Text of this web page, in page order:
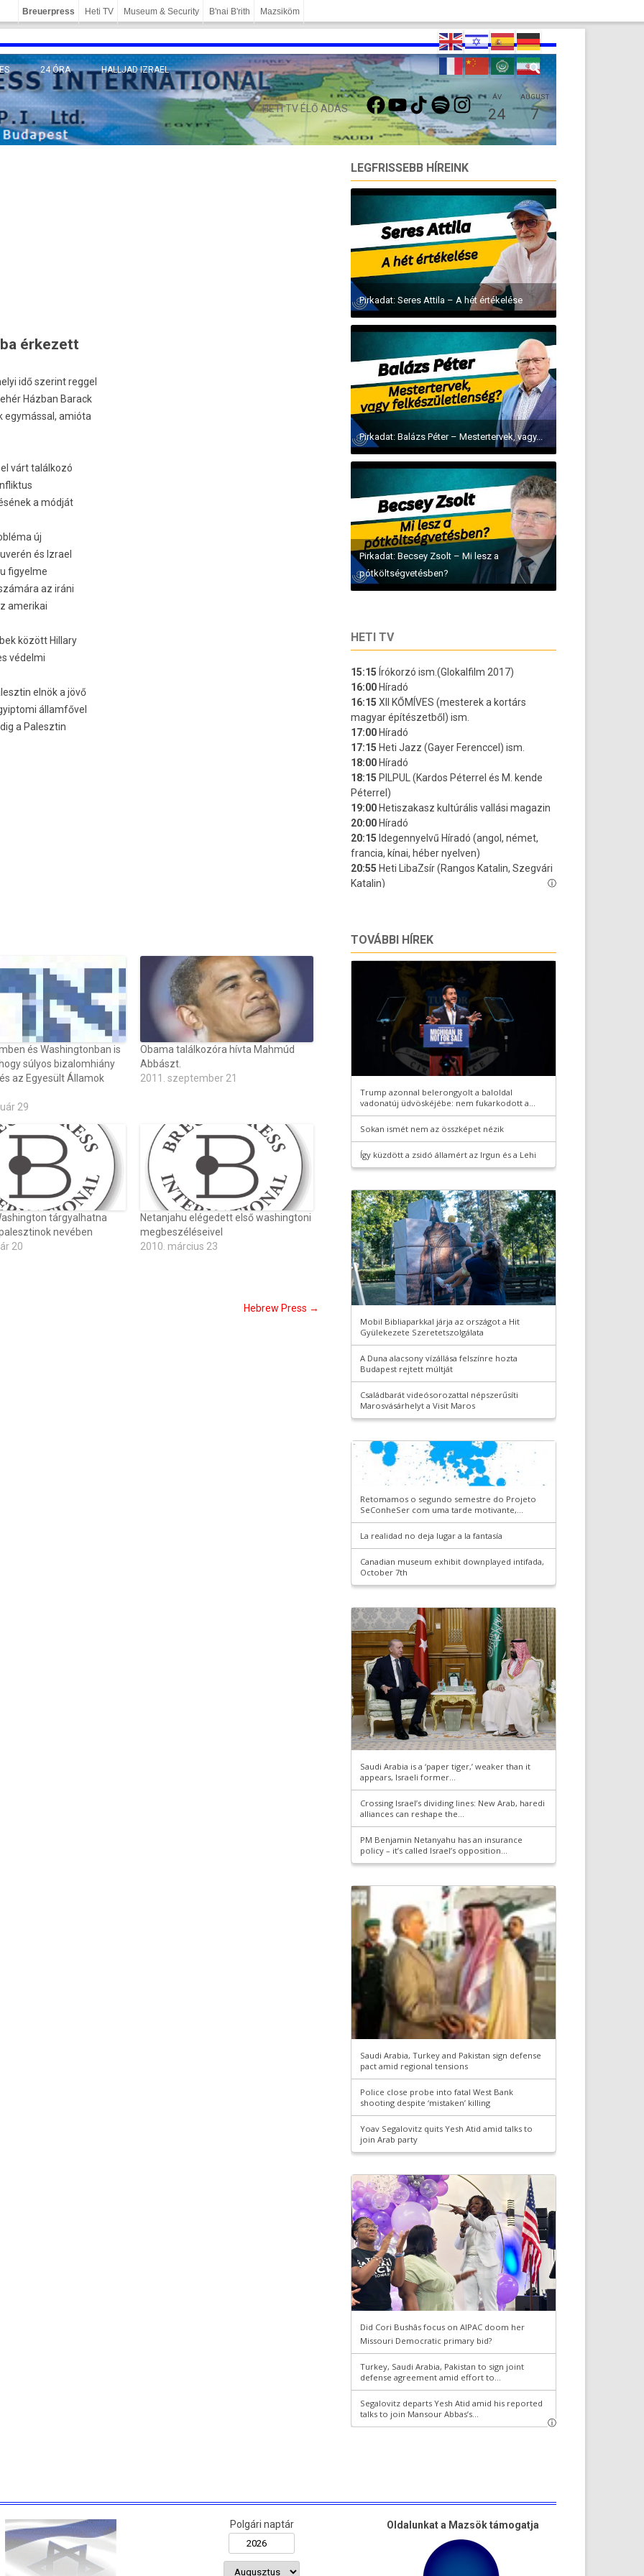
Breuerpress Heti TV Museum & Security B'nai B'rith Mazsiköm
24 ÓRA HALLJAD IZRAEL
HETI TV ÉLŐ ADÁS
FACEBOOKYOUTUBETIKTOKSPOTIFYINSTAGRAMÁV
24
AUGUST
7
érkezett
idő szerint re­ggel
Házban Barack
egymással, amióta
várt találkozó
a módját
új
és Iz­rael
figyel­me
az iráni
amerikai
között Hil­la­ry
védelmi
elnök a jövő
államfővel
a Palesztin
és Washingtonban is
súlyos bizalomhiány
az Egyesült Államok
29
Obama találkozóra hívta Mahmúd
Abbászt.
2011. szeptember 21
tárgyalhatna
nevében
20
Netanjahu elégedett első washingtoni
megbeszéléseivel
2010. március 23
Hebrew Press →
LEGFRISSEBB HÍREINK
Pirkadat: Seres Attila – A hét értékelése
Pirkadat: Balázs Péter – Mestertervek, vagy...
Pirkadat: Becsey Zsolt – Mi lesz a
pótköltségvetésben?
HETI TV
TOVÁBBI HÍREK
Polgári naptár Oldalunkat a Mazsök támogatja